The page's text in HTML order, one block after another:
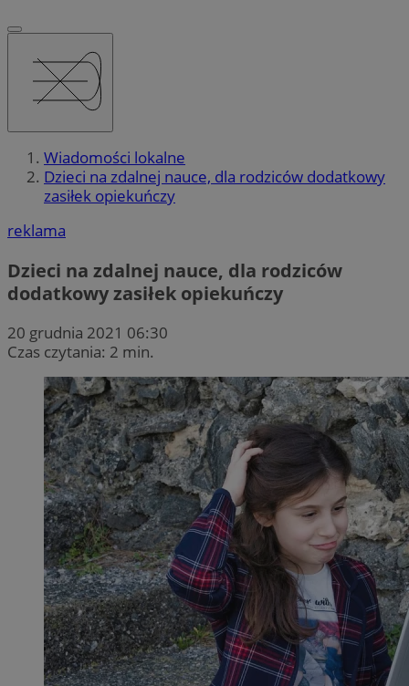
Wiadomości lokalne
Dzieci na zdalnej nauce, dla rodziców dodatkowy
zasiłek opiekuńczy
reklama
Dzieci na zdalnej nauce, dla rodziców
dodatkowy zasiłek opiekuńczy
20 grudnia 2021 06:30
Czas czytania: 2 min.